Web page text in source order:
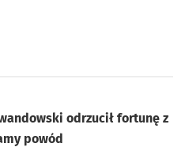
odrzucił fortunę z
powód